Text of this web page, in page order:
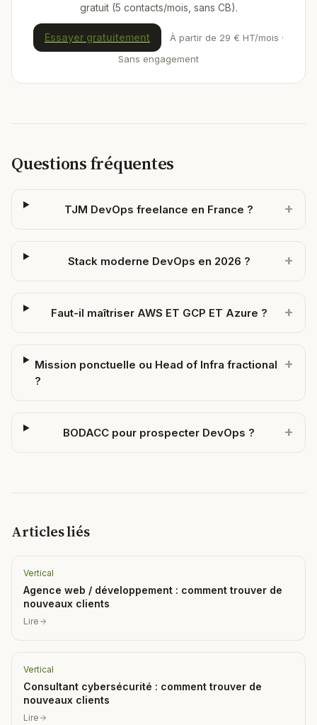
gratuit (5 contacts/mois, sans CB).
Essayer gratuitement
À partir de 29 € HT/mois ·
Sans engagement
Questions fréquentes
TJM DevOps freelance en France ? +
Stack moderne DevOps en 2026 ? +
Faut-il maîtriser AWS ET GCP ET Azure ? +
Mission ponctuelle ou Head of Infra fractional
?
+
BODACC pour prospecter DevOps ? +
Articles liés
Vertical
Agence web / développement : comment trouver de
nouveaux clients
Lire
Vertical
Consultant cybersécurité : comment trouver de
nouveaux clients
Lire